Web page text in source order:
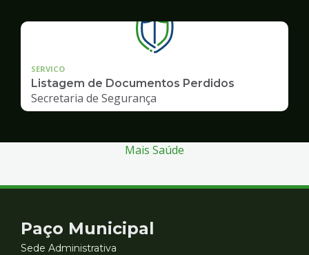
SERVICO
Listagem de Documentos Perdidos
Secretaria de Segurança
Mais Saúde
Contato
Paço Municipal
Sede Administrativa